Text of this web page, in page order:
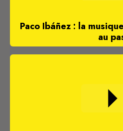
Paco Ibáñez : la
au